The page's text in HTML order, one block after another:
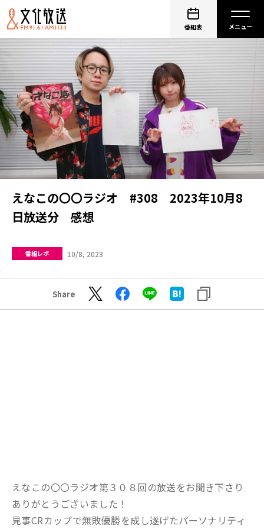
番組表
えなこの〇〇ラジオ #308 2023年10月8
日放送分 感想
番組レポ 10/8, 2023
Share
えなこの〇〇ラジオ第３０８回の放送をお聞き下さり
ありがとうございました！
見事CRカップで無敗優勝を成し遂げたパーソナリティ